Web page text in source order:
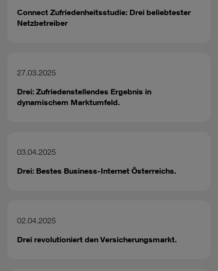
Connect Zufriedenheitsstudie: Drei beliebtester
Netzbetreiber
27.03.2025
Drei: Zufriedenstellendes Ergebnis in
dynamischem Marktumfeld.
03.04.2025
Drei: Bestes Business-Internet Österreichs.
02.04.2025
Drei revolutioniert den Versicherungsmarkt.